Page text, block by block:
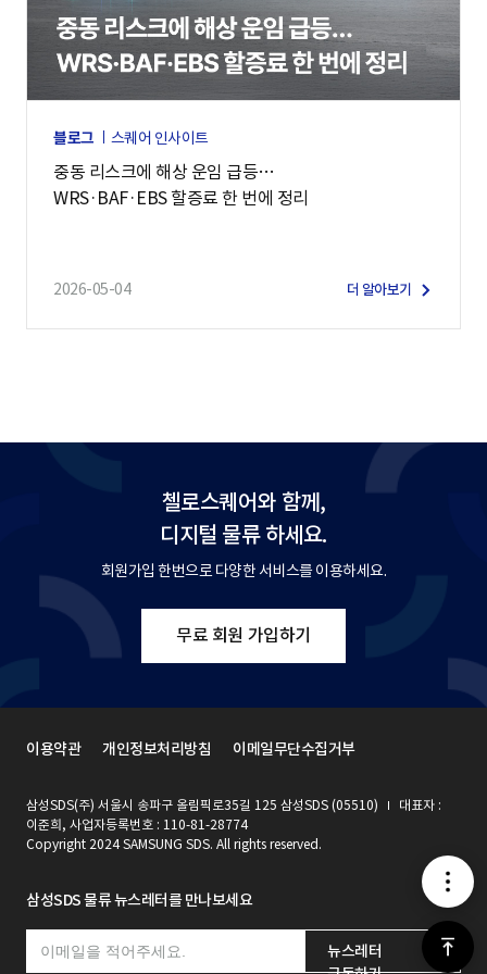
메
뉴
위
블로그 스퀘어 인사이트
중동 리스크에 해상 운임 급등…
WRS·BAF·EBS 할증료 한 번에 정리
2026-05-04 더 알아보기
첼로스퀘어와 함께,
디지털 물류 하세요.
회원가입 한번으로 다양한 서비스를 이용하세요.
무료 회원 가입하기
삼성SDS 물류 뉴스레터를 만나보세요
뉴스레터
삼성SDS(주) 서울시 송파구 올림픽로35길 125 삼성SDS (05510)
대표자 :
이준희, 사업자등록번호 : 110-81-28774
Copyright 2024 SAMSUNG SDS. All rights reserved.
이용약관 개인정보처리방침 이메일무단수집거부